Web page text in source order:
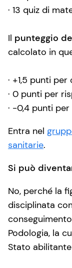
· 13 quiz di
Il punteggio
calcolato in
· +1,5 punti
· 0 punti per
· -0,4 punti
Entra nel
sanitarie.
Si può
No, perché la
disciplinata
Podologia, la
Stato